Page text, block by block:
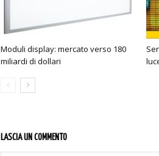
Moduli display: mercato verso 180
miliardi di dollari
LASCIA UN COMMENTO